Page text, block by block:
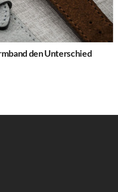
den Unterschied